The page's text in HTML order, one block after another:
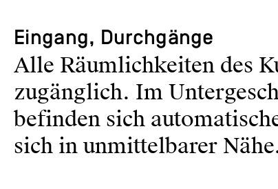
Eingang, Durchgänge
Alle Räumlichkeiten des
zugänglich. Im
befinden sich
sich in unmittelbarer